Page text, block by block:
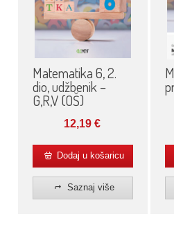
Matematika 6, 2.
dio, udžbenik –
G,R,V (OŠ)
12,19 €
Dodaj u košaricu
Saznaj više